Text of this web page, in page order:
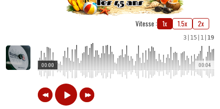
Vitesse : 1x 1.5x 2x
3 15 1 19
00:04
00:00